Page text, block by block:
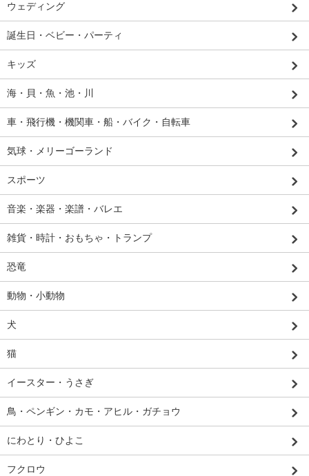
ウェディング
誕生日・ベビー・パーティ
キッズ
海・貝・魚・池・川
車・飛行機・機関車・船・バイク・自転車
気球・メリーゴーランド
スポーツ
音楽・楽器・楽譜・バレエ
雑貨・時計・おもちゃ・トランプ
恐竜
動物・小動物
犬
猫
イースター・うさぎ
鳥・ペンギン・カモ・アヒル・ガチョウ
にわとり・ひよこ
フクロウ